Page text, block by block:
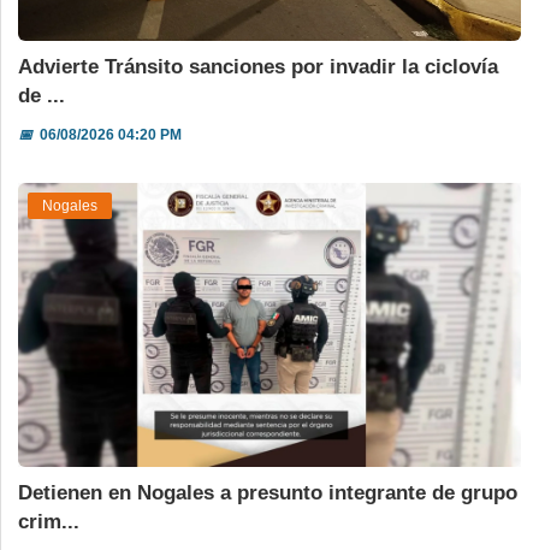
Advierte Tránsito sanciones por invadir la ciclovía
de ...
📅06/08/2026 04:20 PM
Nogales
Detienen en Nogales a presunto integrante de grupo
crim...